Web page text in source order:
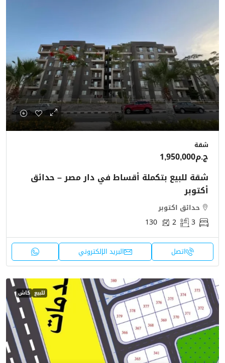
شقة
ج.م1,950,000
شقة للبيع بتكملة أقساط في دار مصر – حدائق
أكتوبر
حدائق اكتوبر
3
2
130
اتصل البريد الإلكتروني
للبيع كاش